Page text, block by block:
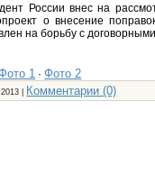
России внес на
о внесение
на борьбу с
1 ·Фото 2
Комментарии (0)